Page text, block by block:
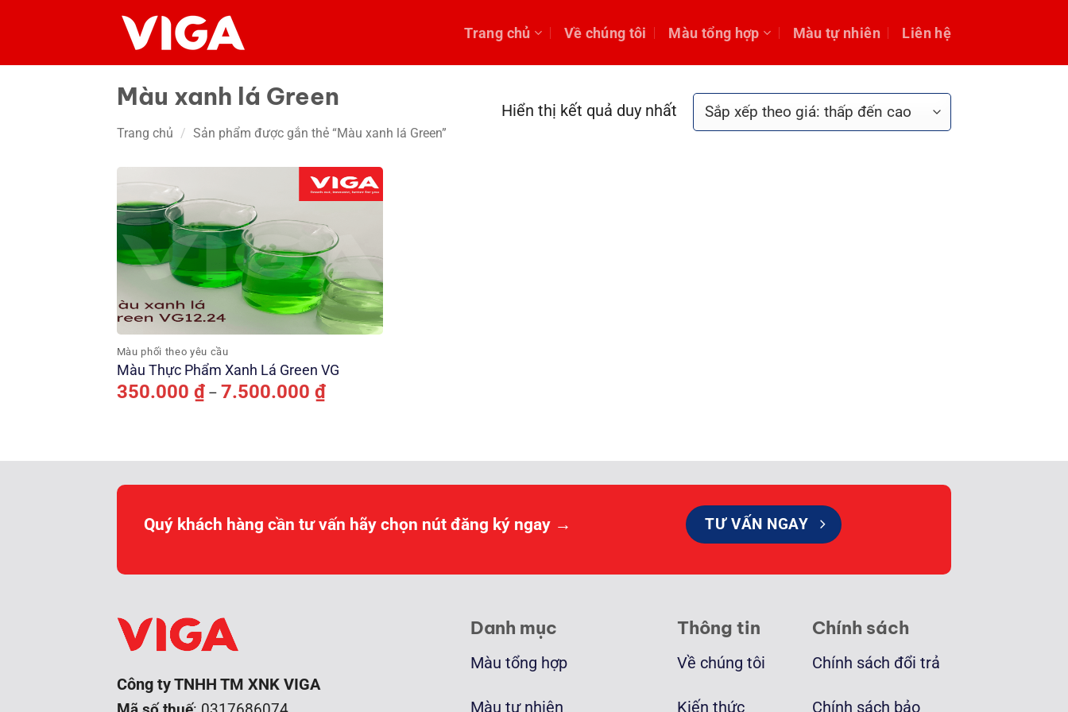
nội
Trang chủ Về chúng tôi Màu tổng hợp Màu tự nhiên Liên hệ
Màu xanh lá Green
Trang chủ / Sản phẩm được gắn thẻ “Màu xanh lá Green”
Hiển thị kết quả duy nhất
Màu phối theo yêu cầu
Màu Thực Phẩm Xanh Lá Green VG
350.000 ₫ – 7.500.000 ₫Khoảng
giá:
Quý khách hàng cần tư vấn hãy chọn nút đăng ký ngay → TƯ VẤN NGAY
Công ty TNHH TM XNK VIGA
Danh mục
Màu tổng hợp
Màu tự nhiên
Thông tin
Về chúng tôi
Kiến thức
Chính sách
Chính sách đổi trả
Chính sách bảo